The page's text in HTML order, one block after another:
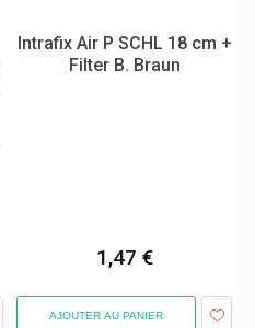
Intrafix Air P SCHL 18 cm +
Filter B. Braun
1,47 €
AJOUTER AU PANIER